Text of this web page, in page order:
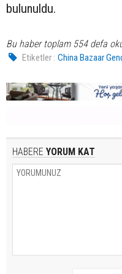
bulunuldu.
Bu haber toplam 554 defa
Etiketler : China Bazaar
HABERE YORUM KAT